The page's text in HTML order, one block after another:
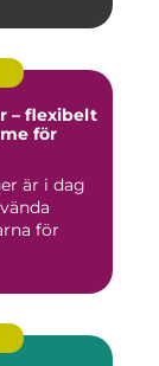
– flexibelt
för
är i dag
för